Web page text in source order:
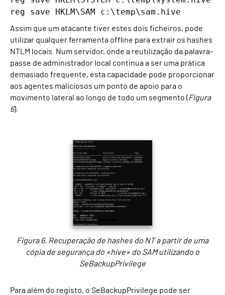
reg save HKLM\SAM c:\temp\sam.hive
Assim que um atacante tiver estes dois ficheiros, pode
utilizar qualquer ferramenta offline para extrair os hashes
NTLM locais. Num servidor, onde a reutilização da palavra-
passe de administrador local continua a ser uma prática
demasiado frequente, esta capacidade pode proporcionar
aos agentes maliciosos um ponto de apoio para o
movimento lateral ao longo de todo um segmento (Figura
6).
Figura 6. Recuperação de hashes do NT a partir de uma
cópia de segurança do «hive» do SAM utilizando o
SeBackupPrivilege
Para além do registo, o SeBackupPrivilege pode ser